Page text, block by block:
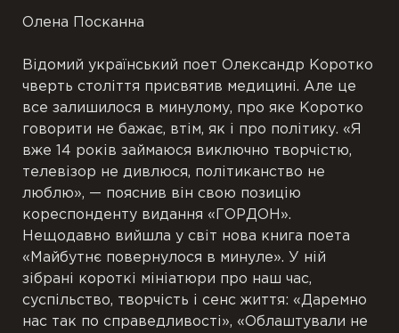
Олена Посканна
Відомий український поет Олександр Коротко
чверть століття присвятив медицині. Але це
все залишилося в минулому, про яке Коротко
говорити не бажає, втім, як і про політику. «Я
вже 14 років займаюся виключно творчістю,
телевізор не дивлюся, політиканство не
люблю», — пояснив він свою позицію
кореспонденту видання «ГОРДОН».
Нещодавно вийшла у світ нова книга поета
«Майбутнє повернулося в минуле». У ній
зібрані короткі мініатюри про наш час,
суспільство, творчість і сенс життя: «Даремно
нас так по справедливості», «Облаштували не